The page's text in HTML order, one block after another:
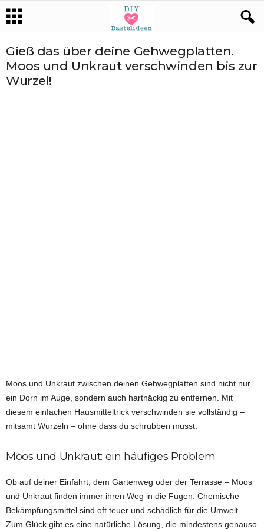
Gieß das über deine Gehwegplatten.
Moos und Unkraut verschwinden bis zur
Wurzel!
Moos und Unkraut zwischen deinen Gehwegplatten sind nicht nur
ein Dorn im Auge, sondern auch hartnäckig zu entfernen. Mit
diesem einfachen Hausmitteltrick verschwinden sie vollständig –
mitsamt Wurzeln – ohne dass du schrubben musst.
Moos und Unkraut: ein häufiges Problem
Ob auf deiner Einfahrt, dem Gartenweg oder der Terrasse – Moos
und Unkraut finden immer ihren Weg in die Fugen. Chemische
Bekämpfungsmittel sind oft teuer und schädlich für die Umwelt.
Zum Glück gibt es eine natürliche Lösung, die mindestens genauso